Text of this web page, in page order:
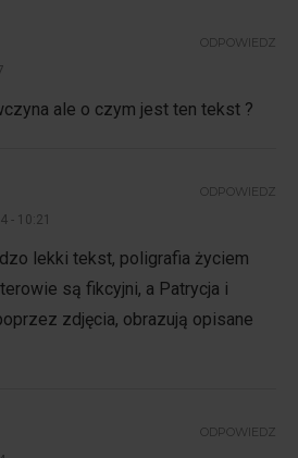
ale o czym jest ten tekst ?
ODPOWIEDZ
- 10:21
lekki tekst, poligrafia życiem
są fikcyjni, a Patrycja i
zdjęcia, obrazują opisane
ODPOWIEDZ
ODPOWIEDZ